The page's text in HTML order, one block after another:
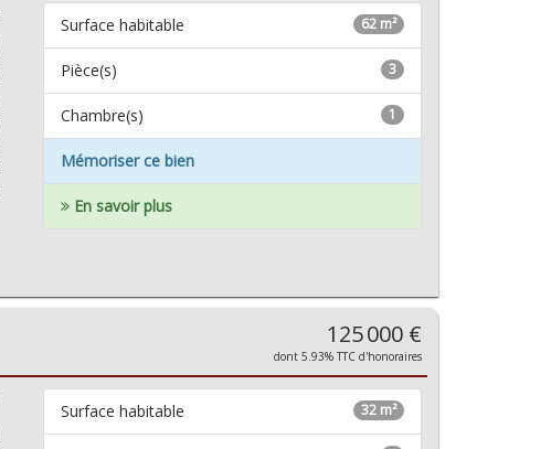
62 m²
Surface habitable
3
Pièce(s)
1
Chambre(s)
Mémoriser ce bien
En savoir plus
125 000 €
dont 5.93% TTC d'honoraires
32 m²
Surface habitable